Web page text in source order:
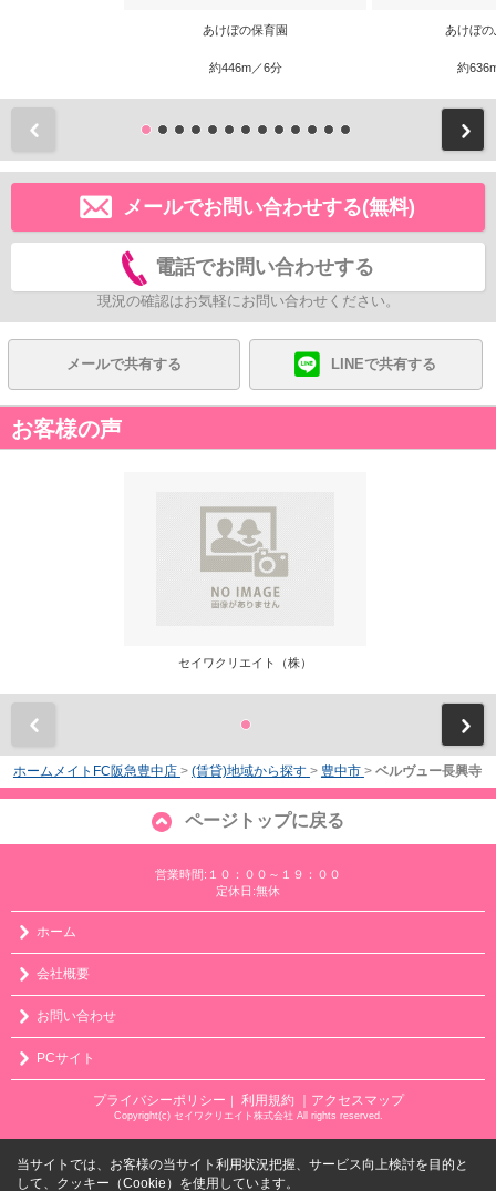
あけぼの保育園
約446m／6分
あけぼ
約
メールでお問い合わせする(無料)
電話でお問い合わせする
現況の確認はお気軽にお問い合わせください。
メールで共有する LINEで共有する
お客様の声
セイワクリエイト（株）
ホームメイトFC阪急豊中店 > (賃貸)地域から探す > 豊中市 > ベルヴュー長興寺
ページトップに戻る
営業時間:１０：００～１９：００
定休日:無休
ホーム
会社概要
お問い合わせ
PCサイト
プライバシーポリシー 利用規約 ｜アクセスマップ
Copyright(c) セイワクリエイト株式会社 All rights reserved.
当サイトでは、お客様の当サイト利用状況把握、サービス向上検討を目的と
して、クッキー（Cookie）を使用しています。